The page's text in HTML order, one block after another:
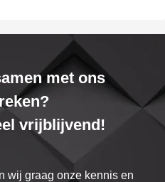
met ons
vrijblijvend!
wij graag onze kennis en